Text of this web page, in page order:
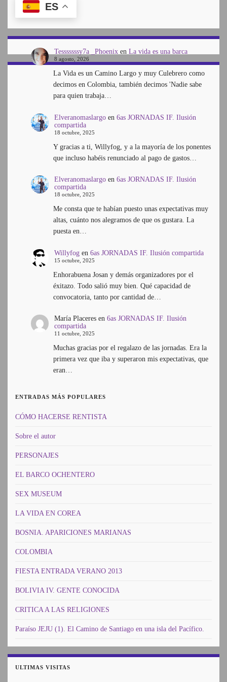
ES
Tesssssssy7a _Phoenixen La vida es una barca
8 agosto, 2026
La Vida es un Camino Largo y muy Culebrero como
decimos en Colombia, también decimos 'Nadie sabe
para quien trabaja…
Elveranomaslargoen 6as JORNADAS IF. Ilusión
compartida
18 octubre, 2025
Y gracias a ti, Willyfog, y a la mayoría de los ponentes
que incluso habéis renunciado al pago de gastos…
Elveranomaslargoen 6as JORNADAS IF. Ilusión
compartida
18 octubre, 2025
Me consta que te habían puesto unas expectativas muy
altas, cuánto nos alegramos de que os gustara. La
puesta en…
Willyfogen 6as JORNADAS IF. Ilusión compartida
15 octubre, 2025
Enhorabuena Josan y demás organizadores por el
éxitazo. Todo salió muy bien. Qué capacidad de
convocatoria, tanto por cantidad de…
María Placeresen 6as JORNADAS IF. Ilusión
compartida
11 octubre, 2025
Muchas gracias por el regalazo de las jornadas. Era la
primera vez que iba y superaron mis expectativas, que
eran…
ENTRADAS MÁS POPULARES
CÓMO HACERSE RENTISTA
Sobre el autor
PERSONAJES
EL BARCO OCHENTERO
SEX MUSEUM
LA VIDA EN COREA
BOSNIA. APARICIONES MARIANAS
COLOMBIA
FIESTA ENTRADA VERANO 2013
BOLIVIA IV. GENTE CONOCIDA
CRITICA A LAS RELIGIONES
Paraíso JEJU (1). El Camino de Santiago en una isla del Pacífico.
ULTIMAS VISITAS